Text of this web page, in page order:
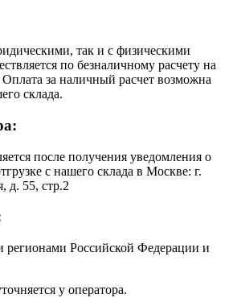
так и с физическими
по безналичному расчету на
за наличный расчет возможна
склада.
после получения уведомления о
с нашего склада в Москве: г.
д. 55, стр.2
регионами Российской Федерации и
у оператора.